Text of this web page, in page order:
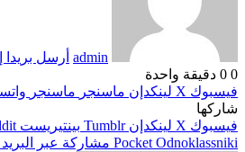
admin أرسل بريدا
0
دقيقة واحدة
فيسبوك ‫X لينكدإن ماسنجر ماسنجر
شاركها
فيسبوك ‫X لينكدإن بينتيريست
Odnoklassniki
‫Pocket مشاركة عبر البريد